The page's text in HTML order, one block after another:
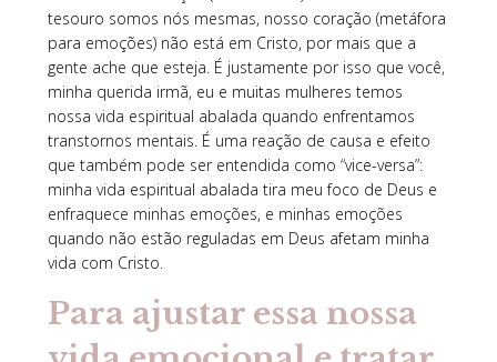
tesouro somos nós mesmas, nosso coração (metáfora
para emoções) não está em Cristo, por mais que a
gente ache que esteja. É justamente por isso que você,
minha querida irmã, eu e muitas mulheres temos
nossa vida espiritual abalada quando enfrentamos
transtornos mentais. É uma reação de causa e efeito
que também pode ser entendida como “vice-versa”:
minha vida espiritual abalada tira meu foco de Deus e
enfraquece minhas emoções, e minhas emoções
quando não estão reguladas em Deus afetam minha
vida com Cristo.
Para ajustar essa nossa